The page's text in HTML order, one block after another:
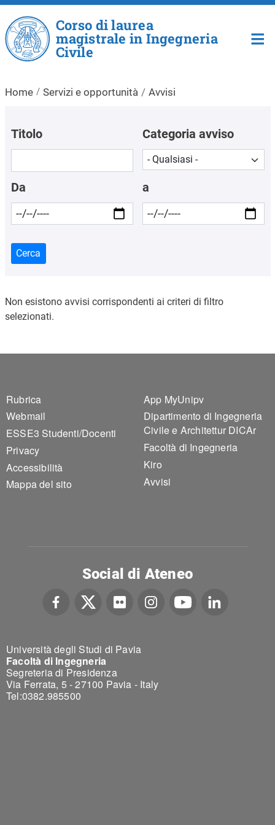
Salta al contenuto principale
Corso di laurea
magistrale in Ingegneria
Civile
Home Servizi e opportunità Avvisi
Titolo Categoria avviso
Da a
Cerca
Non esistono avvisi corrispondenti ai criteri di filtro
selezionati.
Footer 1
Rubrica
Webmail
ESSE3 Studenti/Docenti
Privacy
Accessibilità
Mappa del sito
Footer 2
App MyUnipv
Dipartimento di Ingegneria
Civile e Architettur DICAr
Facoltà di Ingegneria
Kiro
Avvisi
Università degli Studi di Pavia
Facoltà di Ingegneria
Segreteria di Presidenza
Via Ferrata, 5 - 27100 Pavia - Italy
Tel:0382.985500
Social di Ateneo